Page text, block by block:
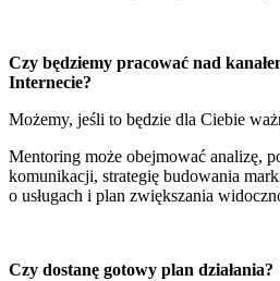
Czy będziemy pracować nad
Internecie?
Możemy, jeśli to będzie dla Ciebie
Mentoring może obejmować analizę,
komunikacji, strategię budowania
o usługach i plan zwiększania
Czy dostanę gotowy plan działania?